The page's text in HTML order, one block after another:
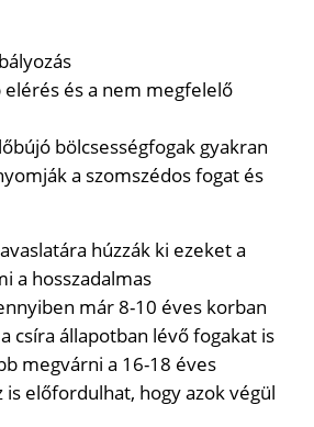
elérés és a nem megfelelő
bölcsességfogak gyakran
a szomszédos fogat és
húzzák ki ezeket a
a hosszadalmas
már 8-10 éves korban
csíra állapotban lévő fogakat is
megvárni a 16-18 éves
előfordulhat, hogy azok végül